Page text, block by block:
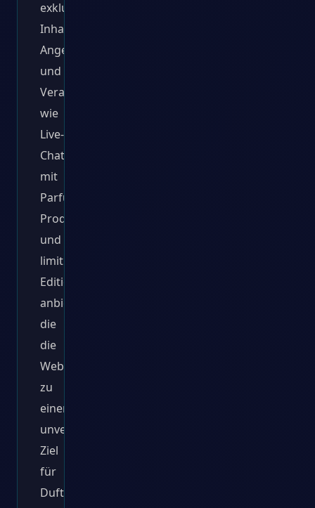
exklusive
Inhalte,
Angebote
und
Veranstaltungen
wie
Live-
Chats
mit
Parfümeuren,
Produktvorstellungen
und
limitierte
Editionen
anbieten,
die
die
Website
zu
einem
unverzichtbaren
Ziel
für
Duftenthusiasten